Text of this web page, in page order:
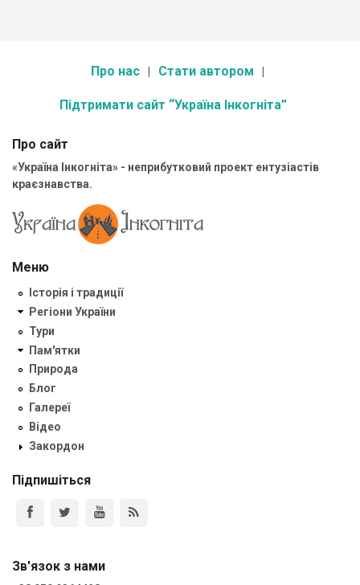
Про нас Стати автором
Підтримати сайт “Україна Інкогніта”
Про сайт
«Україна Інкогніта» - неприбутковий проект ентузіастів
краєзнавства.
Меню
Історія і традиції
Регіони України
Тури
Пам'ятки
Природа
Блог
Галереї
Відео
Закордон
Підпишіться
Зв'язок з нами